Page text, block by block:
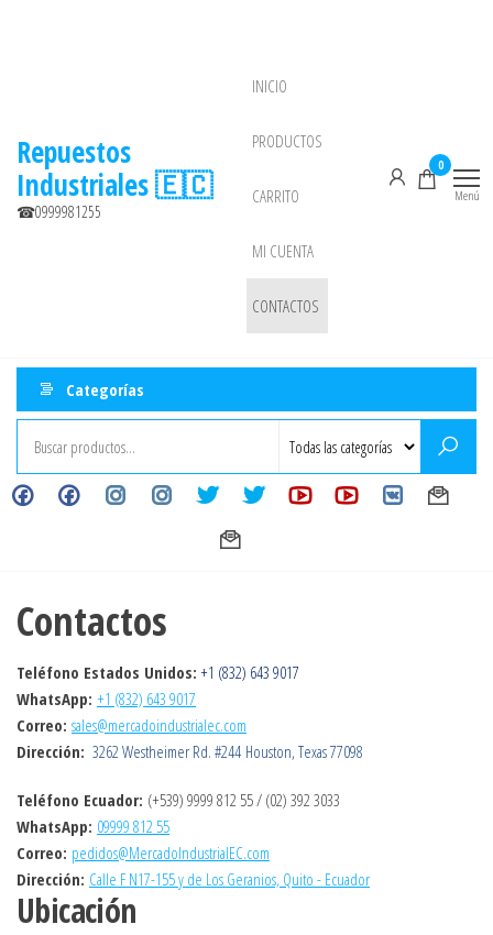
Repuestos
Industriales 🇪🇨
☎0999981255
INICIO
PRODUCTOS
CARRITO
MI CUENTA
CONTACTOS
0
Menú
Categorías
Contactos
Teléfono Estados Unidos: +1 (832) 643 9017
WhatsApp: +1 (832) 643 9017
Correo: sales@mercadoindustrialec.com
Dirección: 3262 Westheimer Rd. #244 Houston, Texas 77098
Teléfono Ecuador: (+539) 9999 812 55 / (02) 392 3033
WhatsApp: 09999 812 55
Correo: pedidos@MercadoIndustrialEC.com
Dirección: Calle F N17-155 y de Los Geranios, Quito - Ecuador
Ubicación